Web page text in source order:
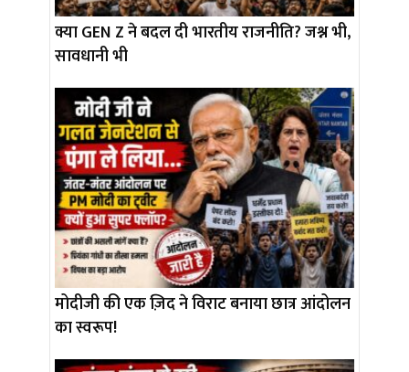
क्या GEN Z ने बदल दी भारतीय राजनीति? जश्न भी,
सावधानी भी
मोदीजी की एक ज़िद ने विराट बनाया छात्र आंदोलन
का स्वरूप!